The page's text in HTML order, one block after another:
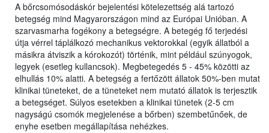
A bőrcsomósodáskór bejelentési kötelezettség alá tartozó
betegség mind Magyarországon mind az Európai Unióban. A
szarvasmarha fogékony a betegségre. A betegég fő terjedési
útja vérrel táplálkozó mechanikus vektorokkal (egyik állatból a
másikra átviszik a kórokozót) történik, mint például szúnyogok,
legyek (esetleg kullancsok). Megbetegedés 5 - 45% közötti az
elhullás 10% alatti. A betegség a fertőzött állatok 50%-ben mutat
klinikai tüneteket, de a tüneteket nem mutató állatok is terjesztik
a betegséget. Súlyos esetekben a klinikai tünetek (2-5 cm
nagyságú csomók megjelenése a bőrben) szembetűnőek, de
enyhe esetben megállapítása nehézkes.